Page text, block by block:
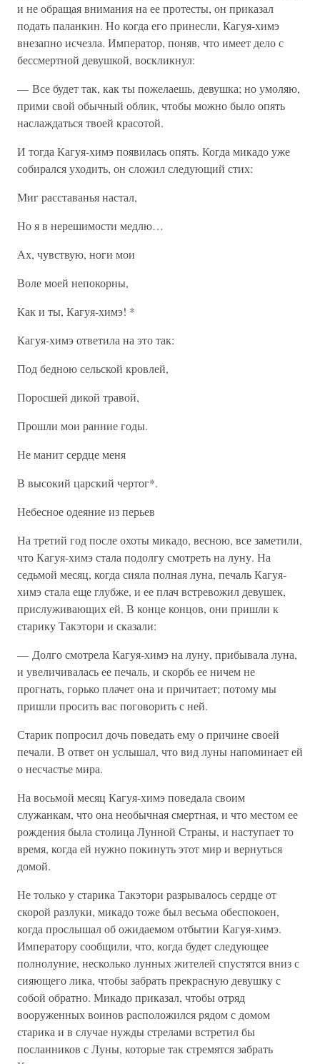
и не обращая внимания на ее протесты, он приказал
подать паланкин. Но когда его принесли, Кагуя-химэ
внезапно исчезла. Император, поняв, что имеет дело с
бессмертной девушкой, воскликнул:
— Все будет так, как ты пожелаешь, девушка; но умоляю,
прими свой обычный облик, чтобы можно было опять
наслаждаться твоей красотой.
И тогда Кагуя-химэ появилась опять. Когда микадо уже
собирался уходить, он сложил следующий стих:
Миг расставанья настал,
Но я в нерешимости медлю…
Ах, чувствую, ноги мои
Воле моей непокорны,
Как и ты, Кагуя-химэ! *
Кагуя-химэ ответила на это так:
Под бедною сельской кровлей,
Поросшей дикой травой,
Прошли мои ранние годы.
Не манит сердце меня
В высокий царский чертог*.
Небесное одеяние из перьев
На третий год после охоты микадо, весною, все заметили,
что Кагуя-химэ стала подолгу смотреть на луну. На
седьмой месяц, когда сияла полная луна, печаль Кагуя-
химэ стала еще глубже, и ее плач встревожил девушек,
прислуживающих ей. В конце концов, они пришли к
старику Такэтори и сказали:
— Долго смотрела Кагуя-химэ на луну, прибывала луна,
и увеличивалась ее печаль, и скорбь ее ничем не
прогнать, горько плачет она и причитает; потому мы
пришли просить вас поговорить с ней.
Старик попросил дочь поведать ему о причине своей
печали. В ответ он услышал, что вид луны напоминает ей
о несчастье мира.
На восьмой месяц Кагуя-химэ поведала своим
служанкам, что она необычная смертная, и что местом ее
рождения была столица Лунной Страны, и наступает то
время, когда ей нужно покинуть этот мир и вернуться
домой.
Не только у старика Такэтори разрывалось сердце от
скорой разлуки, микадо тоже был весьма обеспокоен,
когда прослышал об ожидаемом отбытии Кагуя-химэ.
Императору сообщили, что, когда будет следующее
полнолуние, несколько лунных жителей спустятся вниз с
сияющего лика, чтобы забрать прекрасную девушку с
собой обратно. Микадо приказал, чтобы отряд
вооруженных воинов расположился рядом с домом
старика и в случае нужды стрелами встретил бы
посланников с Луны, которые так стремятся забрать